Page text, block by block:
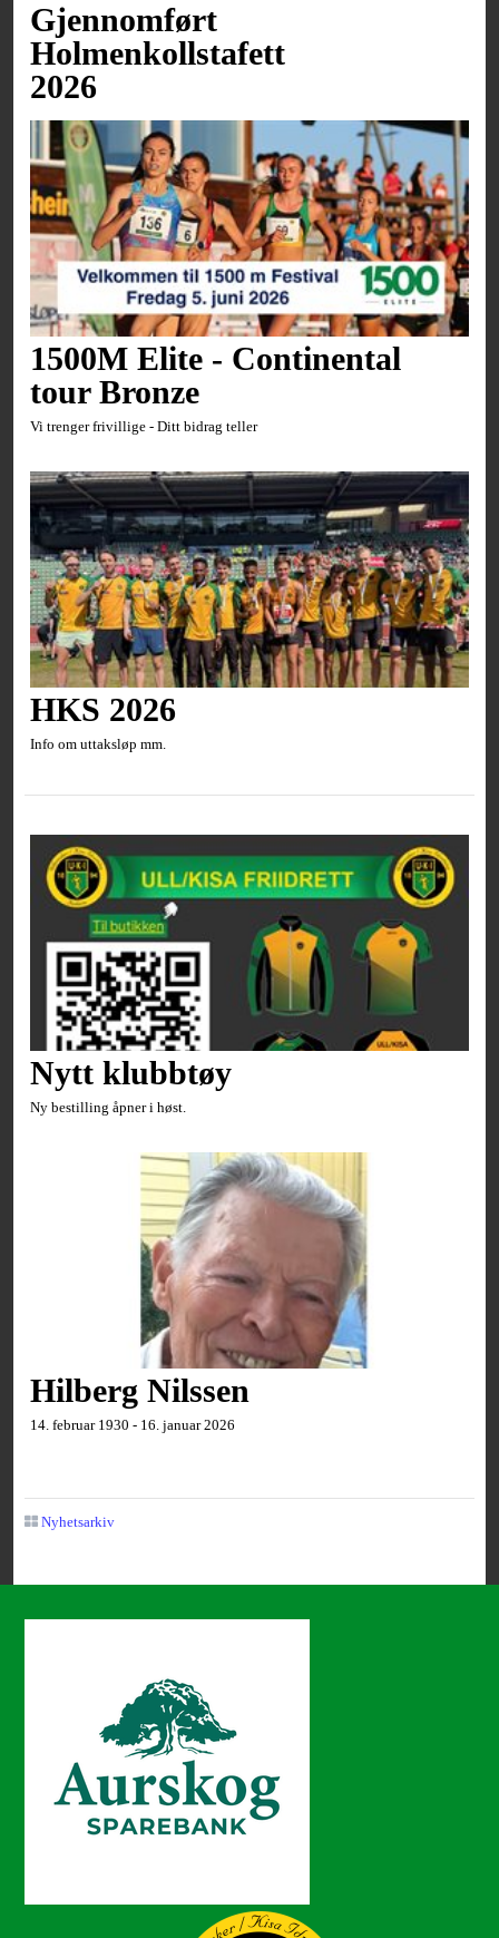
Gjennomført
Holmenkollstafett
2026
1500M Elite - Continental
tour Bronze
Vi trenger frivillige - Ditt bidrag teller
HKS 2026
Info om uttaksløp mm.
Nytt klubbtøy
Ny bestilling åpner i høst.
Hilberg Nilssen
14. februar 1930 - 16. januar 2026
Nyhetsarkiv